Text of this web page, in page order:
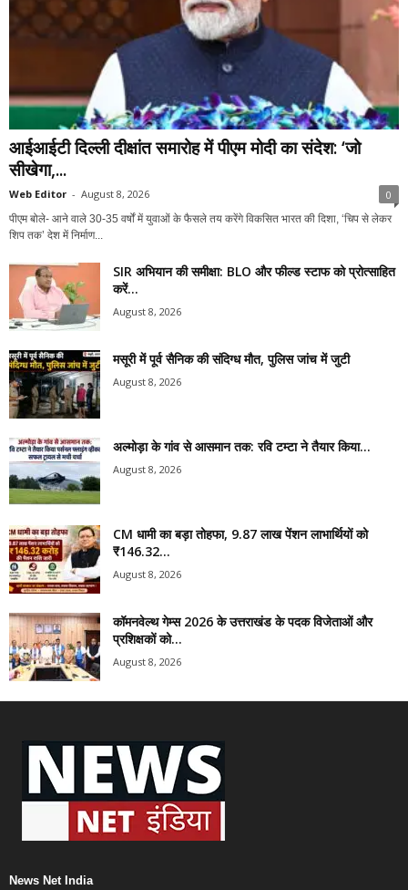
आईआईटी दिल्ली दीक्षांत समारोह में पीएम मोदी का संदेश: ‘जो
सीखेगा,...
Web Editor - August 8, 2026 0
पीएम बोले- आने वाले 30-35 वर्षों में युवाओं के फैसले तय करेंगे विकसित भारत की दिशा, ‘चिप से लेकर
शिप तक’ देश में निर्माण...
SIR अभियान की समीक्षा: BLO और फील्ड स्टाफ को प्रोत्साहित
करें...
August 8, 2026
मसूरी में पूर्व सैनिक की संदिग्ध मौत, पुलिस जांच में जुटी
August 8, 2026
अल्मोड़ा के गांव से आसमान तक: रवि टम्टा ने तैयार किया...
August 8, 2026
CM धामी का बड़ा तोहफा, 9.87 लाख पेंशन लाभार्थियों को
₹146.32...
August 8, 2026
कॉमनवेल्थ गेम्स 2026 के उत्तराखंड के पदक विजेताओं और
प्रशिक्षकों को...
August 8, 2026
News Net India